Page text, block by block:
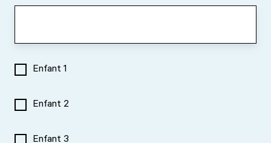
Enfant 1
Enfant 2
Enfant 3